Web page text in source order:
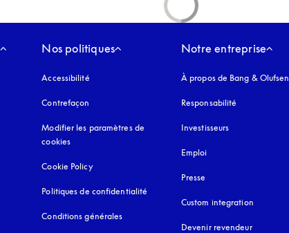
Nos politiques
Accessibilité s’ouvre dans un nouvel onglet
Contrefaçon s’ouvre dans un nouvel onglet
Modifier les paramètres de
cookies
Cookie Policys’ouvre dans un nouvel onglet
Politiques de confidentialité
Conditions générales
Notre entreprise
À propos de Bang & Olufsen
Responsabilité
Investisseurs
Emploi
Presse
Custom integration
Devenir revendeur